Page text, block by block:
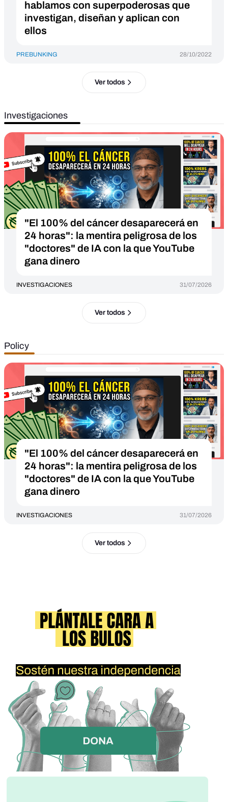
hablamos con superpoderosas que
investigan, diseñan y aplican con
ellos
PREBUNKING 28/10/2022
Ver todos
Investigaciones
"El 100% del cáncer desaparecerá en
24 horas": la mentira peligrosa de los
"doctores" de IA con la que YouTube
gana dinero
INVESTIGACIONES 31/07/2026
Ver todos
Policy
"El 100% del cáncer desaparecerá en
24 horas": la mentira peligrosa de los
"doctores" de IA con la que YouTube
gana dinero
INVESTIGACIONES 31/07/2026
Ver todos